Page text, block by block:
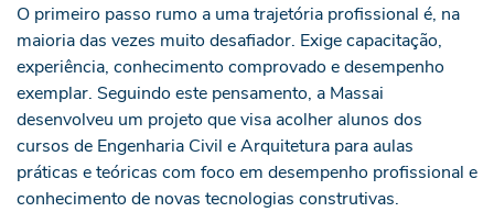
O primeiro passo rumo a uma trajetória profissional é, na
maioria das vezes muito desafiador. Exige capacitação,
experiência, conhecimento comprovado e desempenho
exemplar. Seguindo este pensamento, a Massai
desenvolveu um projeto que visa acolher alunos dos
cursos de Engenharia Civil e Arquitetura para aulas
práticas e teóricas com foco em desempenho profissional e
conhecimento de novas tecnologias construtivas.